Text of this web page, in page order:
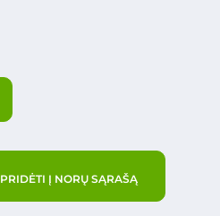
PRIDĖTI Į NORŲ SĄRAŠĄ